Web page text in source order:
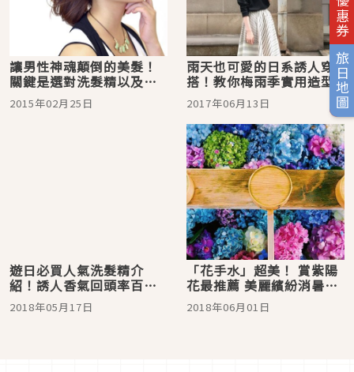
旅日地圖
讓男性神魂顛倒的美髮！
關鍵是選對洗髮精以及頭
皮按摩！
2015年02月25日
雨天也可愛的日系誘人穿
搭！教你梅雨季實用造型
2017年06月13日
遊日必買人氣洗髮精介
紹！誘人香氣回頭率百分
百你愛哪一款？
2018年05月17日
「花手水」超美！ 賞紫陽
花最推薦 美麗繽紛消暑神
組合
2018年06月01日